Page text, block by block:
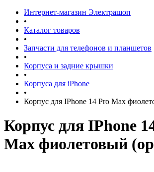
Интернет-магазин Электрашоп
•
Каталог товаров
•
Запчасти для телефонов и планшетов
•
Корпуса и задние крышки
•
Корпуса для iPhone
•
Корпус для IPhone 14 Pro Max
Корпус для IPhone
Max фиолетовый